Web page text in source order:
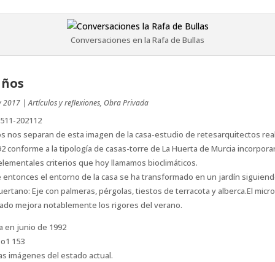
Conversaciones en la Rafa de Bullas
2017 |Artículos y reflexiones, Obra Privada
nos separan de esta imagen de la casa-estudio de retesarquitectos
conforme a la tipología de casas-torre de La Huerta de Murcia
criterios que hoy llamamos bioclimáticos.
entonces el entorno de la casa se ha transformado en un jardín
Eje con palmeras, pérgolas, tiestos de terracota y alberca.El
mejora notablemente los rigores del verano.
en junio de 1992
imágenes del estado actual.